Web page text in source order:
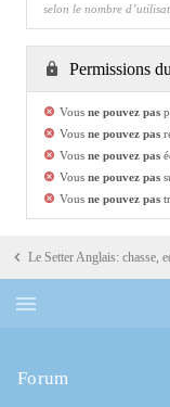
selon le nombre
Permissions
Vous ne pouvez pas
Vous ne pouvez pas
Vous ne pouvez pas
Vous ne pouvez pas
Vous ne pouvez pas
Forum